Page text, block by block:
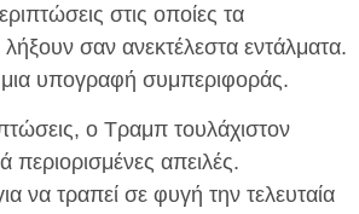
στις οποίες τα
σαν ανεκτέλεστα εντάλματα.
μια υπογραφή συμπεριφοράς.
ο Τραμπ τουλάχιστον
απειλές.
να τραπεί σε φυγή την τελευταία